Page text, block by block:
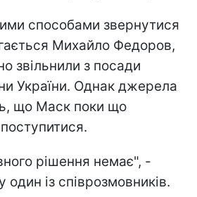
способами звернутися
Михайло Федоров,
звільнили з посади
України. Однак джерела
що Маск поки що
рішення немає", -
один із співрозмовників.